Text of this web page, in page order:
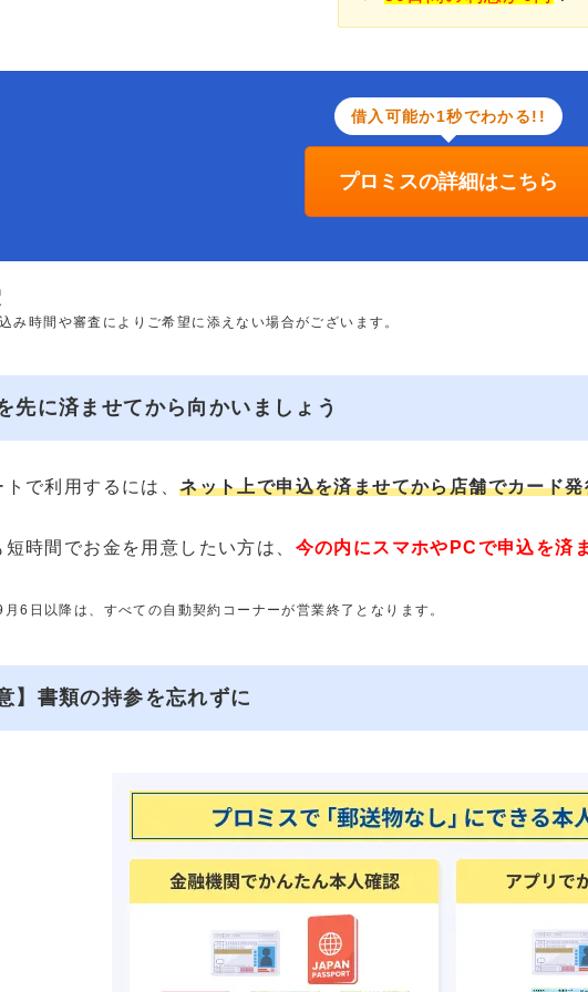
借入可能か1秒でわかる!!
プロミスの詳細はこちら
み時間や審査によりご希望に添えない場合がございます。
先に済ませてから向かいましょう
トで利用するには、ネット上で申込を済ませてから店舗でカード
短時間でお金を用意したい方は、 今の内にスマホやPCで申込を済
6日以降は、すべての自動契約コーナーが営業終了となります。
】書類の持参を忘れずに